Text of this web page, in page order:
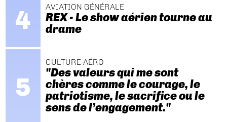
AVIATION GÉNÉRALE
REX - Le show aérien tourne au
drame
CULTURE AÉRO
"Des valeurs qui me sont
chères comme le courage, le
patriotisme, le sacrifice ou le
sens de l’engagement."